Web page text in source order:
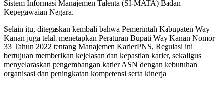
Sistem Informasi Manajemen Talenta (SI-MATA) Badan
Kepegawaian Negara.
Selain itu, ditegaskan kembali bahwa Pemerintah Kabupaten Way
Kanan juga telah menetapkan Peraturan Bupati Way Kanan Nomor
33 Tahun 2022 tentang Manajemen KarierPNS, Regulasi ini
bertujuan memberikan kejelasan dan kepastian karier, sekaligus
menyelaraskan pengembangan karier ASN dengan kebutuhan
organisasi dan peningkatan kompetensi serta kinerja.